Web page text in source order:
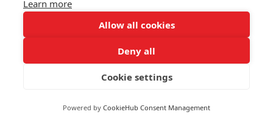
Learn more
Allow all cookies
Deny all
Cookie settings
Powered by CookieHub Consent Management
notified.